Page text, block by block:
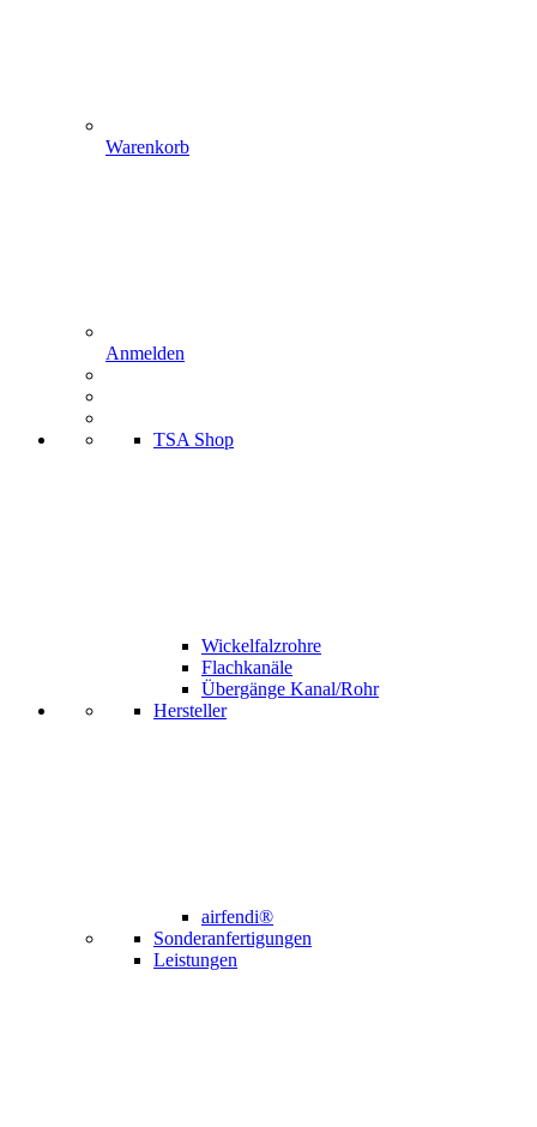
Warenkorb
Anmelden
TSA Shop
Wickelfalzrohre
Flachkanäle
Übergänge Kanal/Rohr
Hersteller
airfendi®
Sonderanfertigungen
Leistungen